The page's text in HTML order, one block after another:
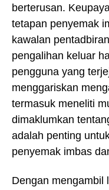
berterusan.
tetapan penyemak
kawalan
pengalihan keluar
pengguna yang
menggariskan
termasuk meneliti
dimaklumkan
adalah penting
penyemak imbas
Dengan mengambil